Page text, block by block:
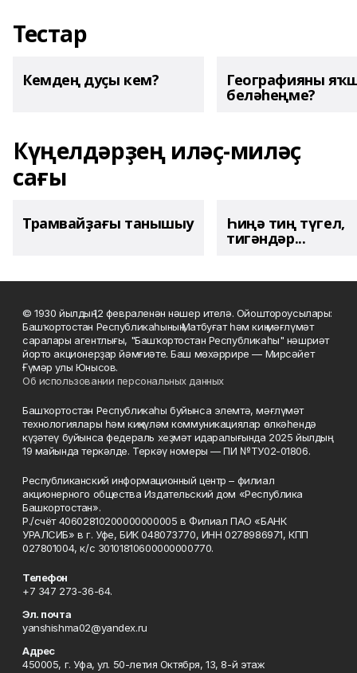
Тестар
Кемдең дуҫы кем? Географияны
беләһеңме?
Күңелдәрҙең иләҫ-миләҫ
сағы
Трамвайҙағы танышыу Һиңә тиң түгел,
тигәндәр...
© 1930 йылдың 12 февраленән нәшер ителә. Ойоштороусылары:
Башҡортостан Республикаһының Матбуғат һәм киң мәғлүмәт
саралары агентлығы, "Башҡортостан Республикаһы" нәшриәт
йорто акционерҙар йәмғиәте. Баш мөхәррире — Мирсәйет
Ғүмәр улы Юнысов.
Об использовании персональных данных
Башҡортостан Республикаһы буйынса элемтә, мәғлүмәт
технологиялары һәм киңкүләм коммуникациялар өлкәһендә
күҙәтеү буйынса федераль хеҙмәт идаралығында 2025 йылдың
19 майында теркәлде. Теркәү номеры — ПИ №ТУ02-01806.
Республиканский информационный центр – филиал
акционерного общества Издательский дом «Республика
Башкортостан».
Р./счёт 40602810200000000005 в Филиал ПАО «БАНК
УРАЛСИБ» в г. Уфе, БИК 048073770, ИНН 0278986971, КПП
027801004, к/с 30101810600000000770.
Телефон
+7 347 273-36-64.
Эл. почта
yanshishma02@yandex.ru
Адрес
450005, г. Уфа, ул. 50-летия Октября, 13, 8-й этаж